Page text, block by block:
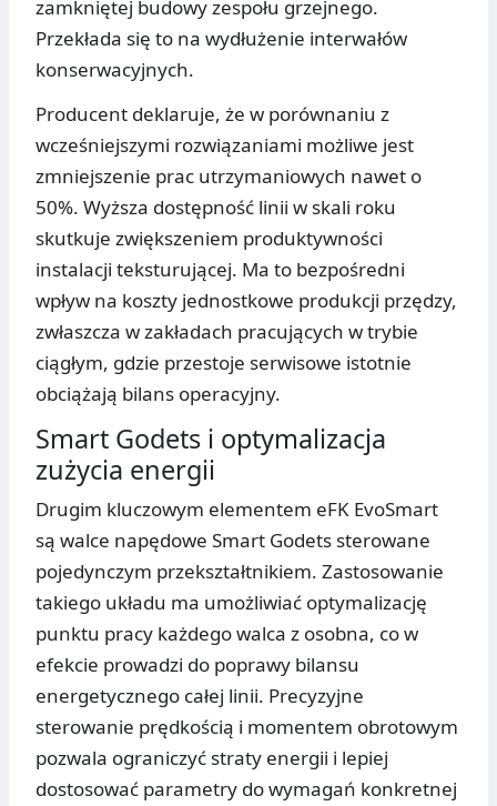
zamkniętej budowy zespołu grzejnego.
Przekłada się to na wydłużenie interwałów
konserwacyjnych.
Producent deklaruje, że w porównaniu z
wcześniejszymi rozwiązaniami możliwe jest
zmniejszenie prac utrzymaniowych nawet o
50%. Wyższa dostępność linii w skali roku
skutkuje zwiększeniem produktywności
instalacji teksturującej. Ma to bezpośredni
wpływ na koszty jednostkowe produkcji przędzy,
zwłaszcza w zakładach pracujących w trybie
ciągłym, gdzie przestoje serwisowe istotnie
obciążają bilans operacyjny.
Smart Godets i optymalizacja
zużycia energii
Drugim kluczowym elementem eFK EvoSmart
są walce napędowe Smart Godets sterowane
pojedynczym przekształtnikiem. Zastosowanie
takiego układu ma umożliwiać optymalizację
punktu pracy każdego walca z osobna, co w
efekcie prowadzi do poprawy bilansu
energetycznego całej linii. Precyzyjne
sterowanie prędkością i momentem obrotowym
pozwala ograniczyć straty energii i lepiej
dostosować parametry do wymagań konkretnej